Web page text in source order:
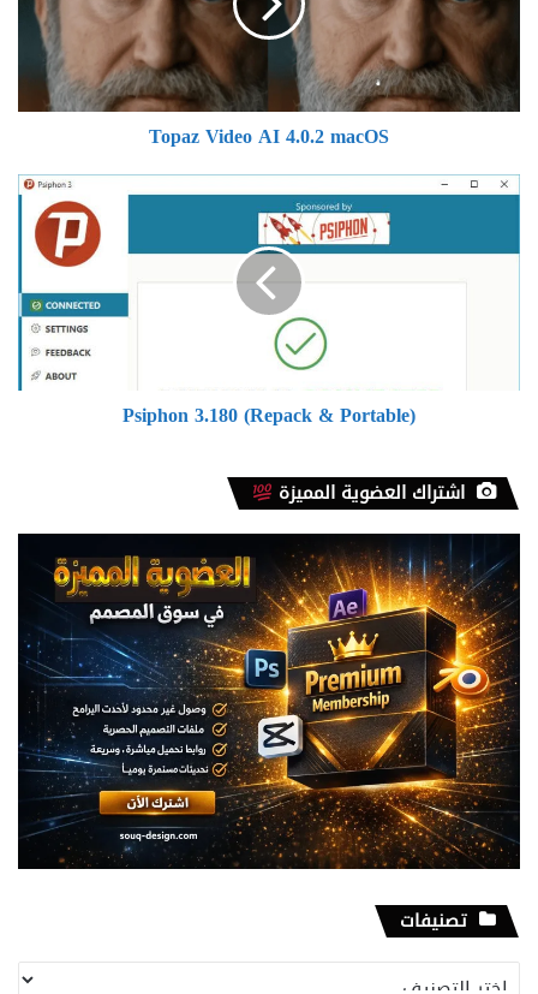
macOS
Topaz Video AI 4.0.2 macOS
Psiphon
&
Psiphon 3.180 (Repack & Portable)
اشتراك العضوية المميزة
تصنيفات
تصنيفات